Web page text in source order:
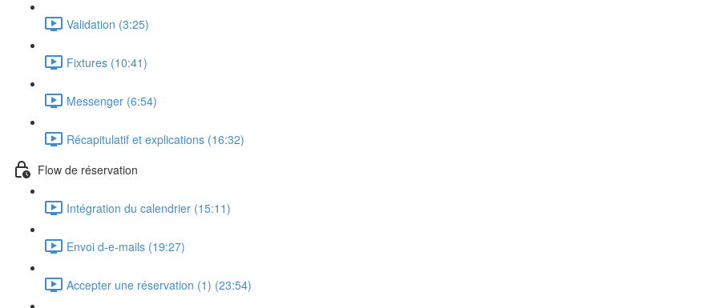
Validation (3:25)
Fixtures (10:41)
Messenger (6:54)
Récapitulatif et explications (16:32)
Flow de réservation
Intégration du calendrier (15:11)
Envoi d-e-mails (19:27)
Accepter une réservation (1) (23:54)